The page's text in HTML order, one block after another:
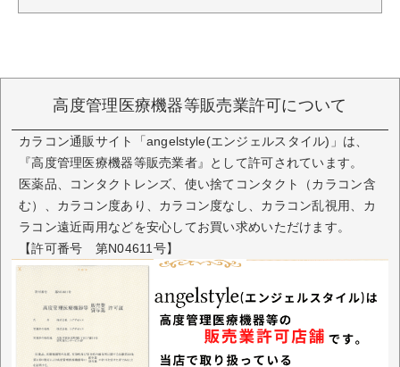
高度管理医療機器等販売業許可について
カラコン通販サイト「angelstyle(エンジェルスタイル)」は、
『高度管理医療機器等販売業者』として許可されています。
医薬品、コンタクトレンズ、使い捨てコンタクト（カラコン含
む）、カラコン度あり、カラコン度なし、カラコン乱視用、カ
ラコン遠近両用などを安心してお買い求めいただけます。
【許可番号 第N04611号】